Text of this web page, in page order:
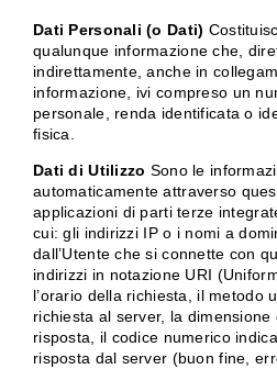
Dati Personali (o Dati)
qualunque informazione che,
indirettamente, anche in
informazione, ivi compreso un
personale, renda identificata o
fisica.
Dati di Utilizzo Sono le
automaticamente attraverso
applicazioni di parti terze
cui: gli indirizzi IP o i nomi a
dall’Utente che si connette con
indirizzi in notazione URI
l’orario della richiesta, il metodo
richiesta al server, la dimensione
risposta, il codice numerico
risposta dal server (buon fine,